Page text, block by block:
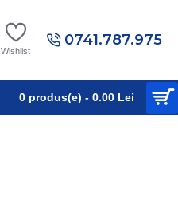
0741.787.975
Wishlist
0 produs(e) - 0.00 Lei